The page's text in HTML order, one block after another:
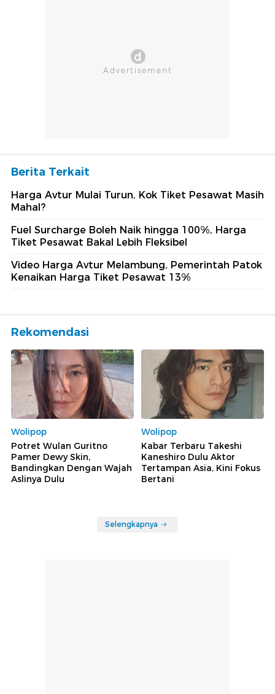
Berita Terkait
Harga Avtur Mulai Turun, Kok Tiket Pesawat Masih
Mahal?
Fuel Surcharge Boleh Naik hingga 100%, Harga
Tiket Pesawat Bakal Lebih Fleksibel
Video Harga Avtur Melambung, Pemerintah Patok
Kenaikan Harga Tiket Pesawat 13%
Rekomendasi
Wolipop
Potret Wulan Guritno
Pamer Dewy Skin,
Bandingkan Dengan Wajah
Aslinya Dulu
Wolipop
Kabar Terbaru Takeshi
Kaneshiro Dulu Aktor
Tertampan Asia, Kini Fokus
Bertani
Selengkapnya